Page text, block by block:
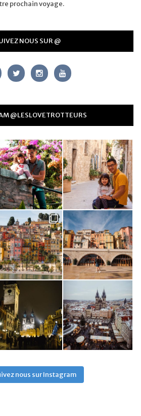
prochain voyage.
NOUS SUR @
@LESLOVETROTTEURS
nous sur Instagram